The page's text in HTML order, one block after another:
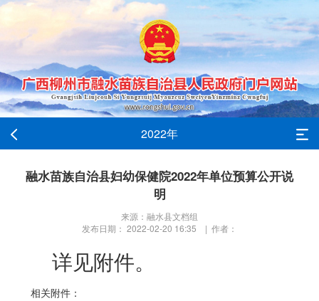
2022年
融水苗族自治县妇幼保健院2022年单位预算公开说
明
来源：融水县文档组
发布日期： 2022-02-20 16:35 | 作者：
详见附件。
相关附件：